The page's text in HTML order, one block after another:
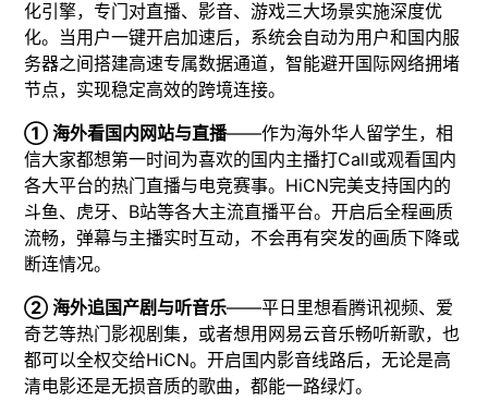
化引擎，专门对直播、影音、游戏三大场景实施深度优
化。当用户一键开启加速后，系统会自动为用户和国内服
务器之间搭建高速专属数据通道，智能避开国际网络拥堵
节点，实现稳定高效的跨境连接。
① 海外看国内网站与直播——作为海外华人留学生，相
信大家都想第一时间为喜欢的国内主播打Call或观看国内
各大平台的热门直播与电竞赛事。HiCN完美支持国内的
斗鱼、虎牙、B站等各大主流直播平台。开启后全程画质
流畅，弹幕与主播实时互动，不会再有突发的画质下降或
断连情况。
② 海外追国产剧与听音乐——平日里想看腾讯视频、爱
奇艺等热门影视剧集，或者想用网易云音乐畅听新歌，也
都可以全权交给HiCN。开启国内影音线路后，无论是高
清电影还是无损音质的歌曲，都能一路绿灯。